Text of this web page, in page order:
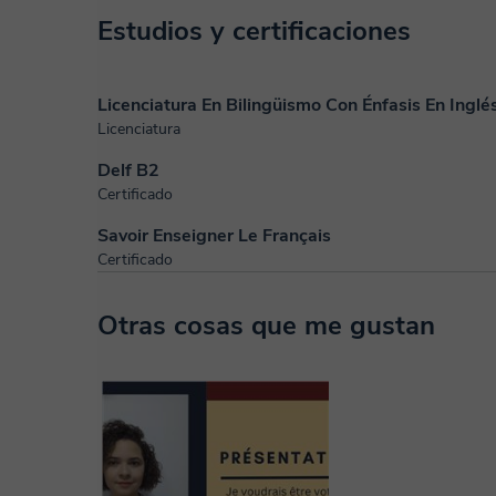
Estudios y certificaciones
Licenciatura En Bilingüismo Con Énfasis En
Licenciatura
Delf B2
Certificado
Savoir Enseigner Le Français
Certificado
Otras cosas que me gustan